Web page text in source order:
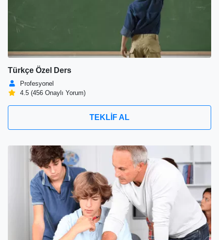
Türkçe Özel Ders
Profesyonel
4.5 (456 Onaylı Yorum)
TEKLİF AL